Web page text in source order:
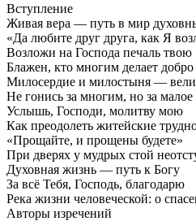
Вступление
Живая вера — путь в мир
«Да любите друг друга, как Я
Возложи на Господа печаль твою
Блажен, кто многим делает добро
Милосердие и милостыня —
Не гонись за многим, но за малое
Услышь, Господи, молитву мою
Как преодолеть житейские
«Прощайте, и прощены будете»
При дверях у мудрых стой
Духовная жизнь — путь к Богу
За всё Тебя, Господь, благодарю
Река жизни человеческой: о
Авторы изречений